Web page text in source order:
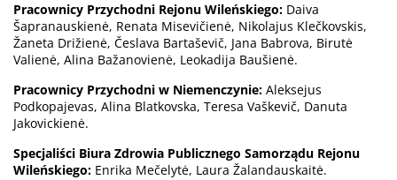
Pracownicy Przychodni Rejonu Wileńskiego: Daiva
Šapranauskienė, Renata Misevičienė, Nikolajus Klečkovskis,
Žaneta Drižienė, Česlava Bartaševič, Jana Babrova, Birutė
Valienė, Alina Bažanovienė, Leokadija Baušienė.
Pracownicy Przychodni w Niemenczynie: Aleksejus
Podkopajevas, Alina Blatkovska, Teresa Vaškevič, Danuta
Jakovickienė.
Specjaliści Biura Zdrowia Publicznego Samorządu Rejonu
Wileńskiego: Enrika Mečelytė, Laura Žalandauskaitė.